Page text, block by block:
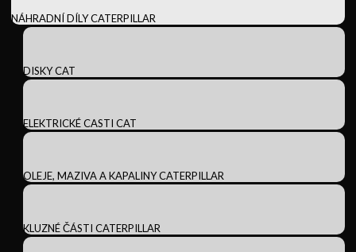
NÁHRADNÍ DÍLY CATERPILLAR
DISKY CAT
ELEKTRICKÉ CASTI CAT
OLEJE, MAZIVA A KAPALINY CATERPILLAR
KLUZNÉ ČÁSTI CATERPILLAR